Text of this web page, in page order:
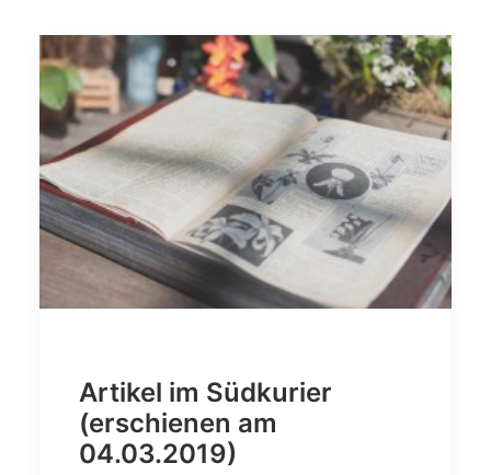
Artikel im Südkurier
(erschienen am
04.03.2019)